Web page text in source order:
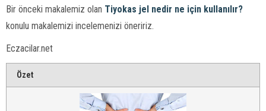
Bir önceki makalemiz olan Tiyokas jel nedir ne için kullanılır?
konulu makalemizi incelemenizi öneririz.
Eczacilar.net
Özet